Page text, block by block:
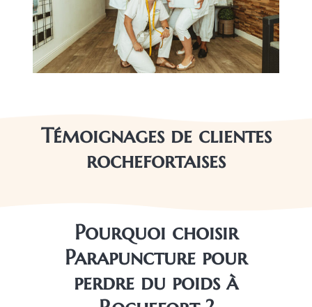
Témoignages de clientes
rochefortaises
Pourquoi choisir
Parapuncture pour
perdre du poids à